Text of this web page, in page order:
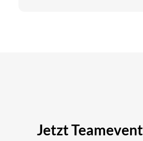
Jetzt